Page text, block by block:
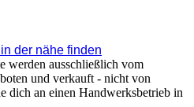
der nähe finden
ausschließlich vom
und verkauft - nicht von
dich an einen Handwerksbetrieb in